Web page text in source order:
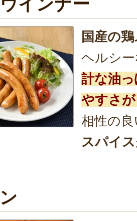
インナー
国産の
ヘルシ
計な油
やすさ
相性の
スパイス